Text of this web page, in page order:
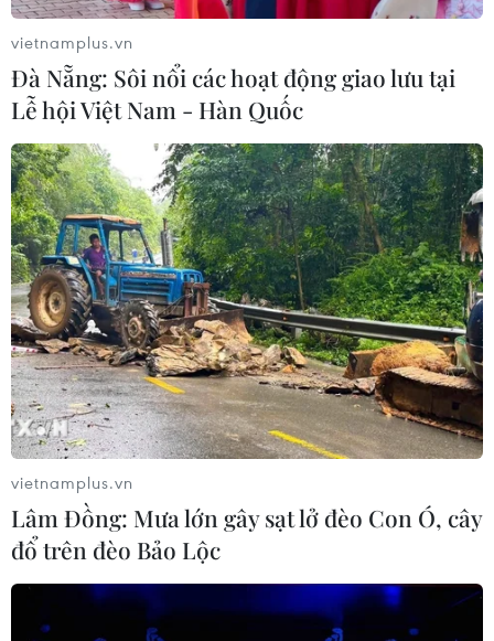
đề di cư lao động
12/12/2017 09:14
Việc nâng cao nhận thức về thúc đẩy và bảo vệ quyền
con người đối với lao động di cư là một trong những
yếu tố quan trọng để thành công trong việc xây dựng
một khu vực an toàn và thịnh vượng.
ASEAN nhắm đến các lĩnh vực thế mạnh
của tỉnh Parma Bắc Italy
vietnamplus.vn
Đà Nẵng: Sôi nổi các hoạt động giao lưu tại
Lễ hội Việt Nam - Hàn Quốc
vietnamplus.vn
Lâm Đồng: Mưa lớn gây sạt lở đèo Con Ó, cây
đổ trên đèo Bảo Lộc